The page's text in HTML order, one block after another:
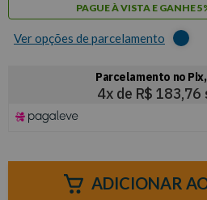
PAGUE À VISTA E GANHE
Ver opções de parcelamento
ADICIONAR